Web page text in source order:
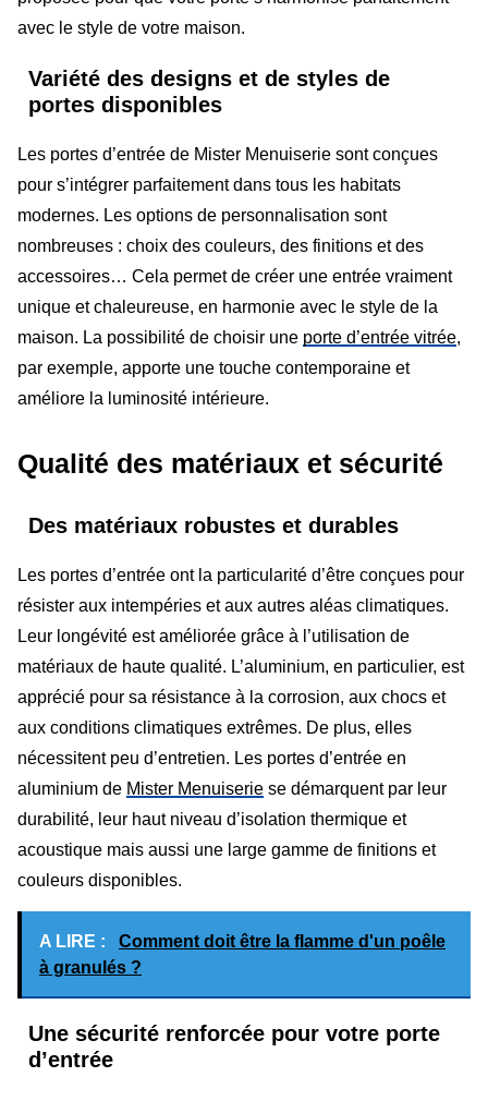
avec le style de votre maison.
Variété des designs et de styles de
portes disponibles
Les portes d’entrée de Mister Menuiserie sont conçues
pour s’intégrer parfaitement dans tous les habitats
modernes. Les options de personnalisation sont
nombreuses : choix des couleurs, des finitions et des
accessoires… Cela permet de créer une entrée vraiment
unique et chaleureuse, en harmonie avec le style de la
maison. La possibilité de choisir une porte d’entrée vitrée,
par exemple, apporte une touche contemporaine et
améliore la luminosité intérieure.
Qualité des matériaux et sécurité
Des matériaux robustes et durables
Les portes d’entrée ont la particularité d’être conçues pour
résister aux intempéries et aux autres aléas climatiques.
Leur longévité est améliorée grâce à l’utilisation de
matériaux de haute qualité. L’aluminium, en particulier, est
apprécié pour sa résistance à la corrosion, aux chocs et
aux conditions climatiques extrêmes. De plus, elles
nécessitent peu d’entretien. Les portes d’entrée en
aluminium de Mister Menuiserie se démarquent par leur
durabilité, leur haut niveau d’isolation thermique et
acoustique mais aussi une large gamme de finitions et
couleurs disponibles.
A LIRE :
Comment doit être la flamme d'un poêle
à granulés ?
Une sécurité renforcée pour votre porte
d’entrée